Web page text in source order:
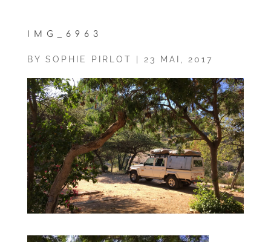
IMG_6963
BY SOPHIE PIRLOT 23 MAI, 2017